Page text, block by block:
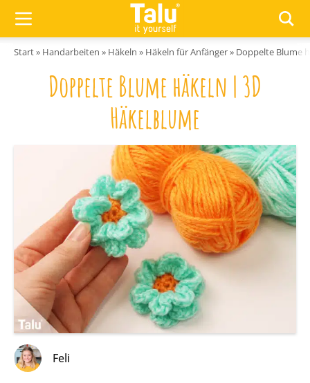
Start» Handarbeiten » Häkeln » Häkeln für Anfänger» Doppelte Blume
Doppelte Blume häkeln | 3D
Häkelblume
Feli